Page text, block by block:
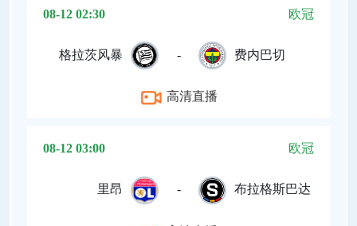
08-12 02:30 欧冠
格拉茨风暴 - 费内巴切
高清直播
08-12 03:00 欧冠
里昂 - 布拉格斯巴达